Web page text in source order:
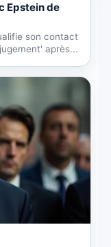
Epstein de
son contact
après...